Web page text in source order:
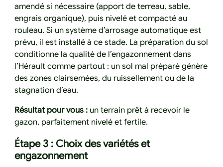
amendé si nécessaire (apport de terreau, sable,
engrais organique), puis nivelé et compacté au
rouleau. Si un système d’arrosage automatique est
prévu, il est installé à ce stade. La préparation du sol
conditionne la qualité de l’engazonnement dans
l’Hérault comme partout : un sol mal préparé génère
des zones clairsemées, du ruissellement ou de la
stagnation d’eau.
Résultat pour vous : un terrain prêt à recevoir le
gazon, parfaitement nivelé et fertile.
Étape 3 : Choix des variétés et
engazonnement